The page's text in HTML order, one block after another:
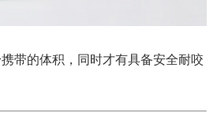
带的体积，同时才有具备安全耐咬